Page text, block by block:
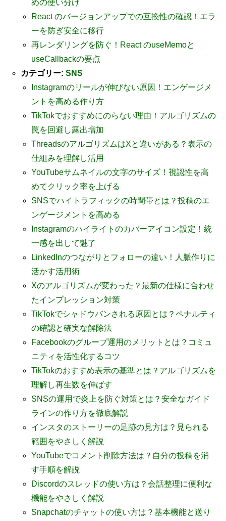
めの使い分け
React のバージョンアップでの互換性の確認！エラ
ーを防ぎ安全に移行
再レンダリングを防ぐ！React のuseMemoと
useCallbackの要点
カテゴリー: SNS
Instagramのリールが伸びない原因！エンゲージメ
ントを高める作り方
TikTokでおすすめにのらない理由！アルゴリズムの
罠を回避し露出増加
ThreadsのアルゴリズムはXと違いがある？表示の
仕組みを理解し活用
YouTubeサムネイルの文字のサイズ！視認性を高
めてクリック率を上げる
SNSでハイトラフィックの時間帯とは？投稿のエ
ンゲージメントを高める
Instagramのハイライトのカバーアイコン設定！統
一感を出して魅了
LinkedInのつながりとフォローの違い！人脈作りに
活かす活用術
Xのアルゴリズムが変わった？最新の仕様に合わせ
たインプレッション対策
TikTokでシャドウバンされる原因とは？ペナルティ
の確認と確実な解除法
Facebookのグループ運用のメリットとは？コミュ
ニティを活性化するコツ
TikTokのおすすめ表示の基準とは？アルゴリズムを
理解し再生数を伸ばす
SNSの運用で炎上を防ぐ対策とは？安全なガイド
ラインの作り方を徹底解説
インスタのストーリーの足跡の見方は？見られる
範囲をやさしく解説
YouTubeでコメント削除方法は？自分の投稿を消
す手順を解説
Discordのスレッドの使い方は？会話整理に便利な
機能をやさしく解説
Snapchatのチャットの使い方は？基本機能と送り